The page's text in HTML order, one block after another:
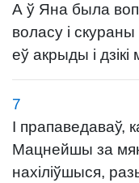
А ў Яна была
воласу і
еў акрыды і дзікі
7
І прапаведаваў,
Мацнейшы за
нахіліўшыся,